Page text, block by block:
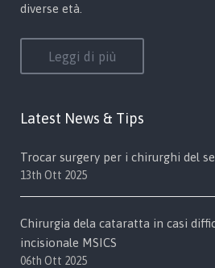
diverse età.
Leggi di più
Latest News & Tips
Trocar surgery per i chirurghi del
13th Ott 2025
Chirurgia dela cataratta in casi
incisionale MSICS
06th Ott 2025